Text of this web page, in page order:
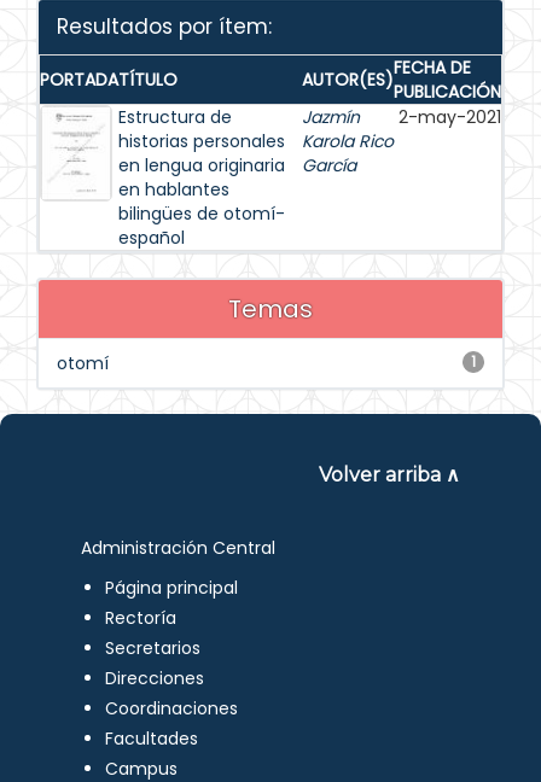
Resultados por ítem:
PORTADATÍTULO AUTOR(ES)FECHA DE
PUBLICACIÓN
Estructura de
historias personales
en lengua originaria
en hablantes
bilingües de otomí-
español
Jazmín
Karola Rico
García
2-may-2021
Temas
1
otomí
Volver arriba ∧
Administración Central
Página principal
Rectoría
Secretarios
Direcciones
Coordinaciones
Facultades
Campus